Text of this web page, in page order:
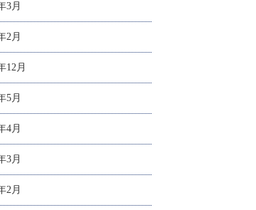
3月
2月
12月
5月
4月
3月
2月